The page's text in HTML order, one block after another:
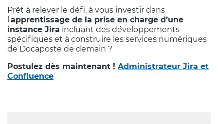
Prêt à relever le défi, à vous investir dans
l'apprentissage de la prise en charge d’une
instance Jira incluant des développements
spécifiques et à construire les services numériques
de Docaposte de demain ?
Postulez dès maintenant ! Administrateur Jira et
Confluence